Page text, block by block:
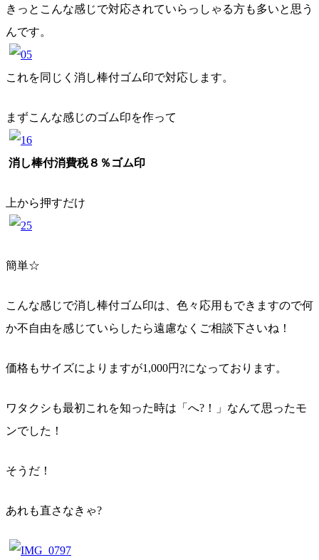
きっとこんな感じで対応されていらっしゃる方も多いと思う
んです。
これを同じく消し棒付ゴム印で対応します。
まずこんな感じのゴム印を作って
消し棒付消費税８％ゴム印
上から押すだけ
簡単☆
こんな感じで消し棒付ゴム印は、色々応用もできますので何
か不自由を感じていらしたら遠慮なくご相談下さいね！
価格もサイズによりますが1,000円?になっております。
ワタクシも最初これを知った時は「へ?！」なんて思ったモ
ンでした！
そうだ！
あれも直さなきゃ?